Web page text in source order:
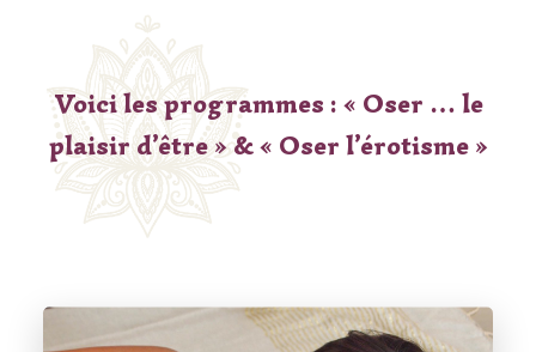
Voici les programmes : « Oser … le
plaisir d’être » & « Oser l’érotisme »